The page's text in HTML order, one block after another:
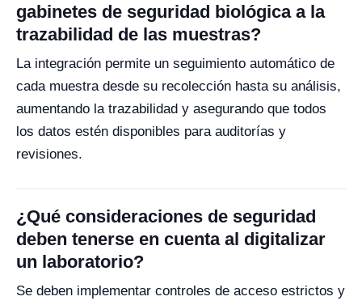
gabinetes de seguridad biológica a la
trazabilidad de las muestras?
La integración permite un seguimiento automático de
cada muestra desde su recolección hasta su análisis,
aumentando la trazabilidad y asegurando que todos
los datos estén disponibles para auditorías y
revisiones.
¿Qué consideraciones de seguridad
deben tenerse en cuenta al digitalizar
un laboratorio?
Se deben implementar controles de acceso estrictos y